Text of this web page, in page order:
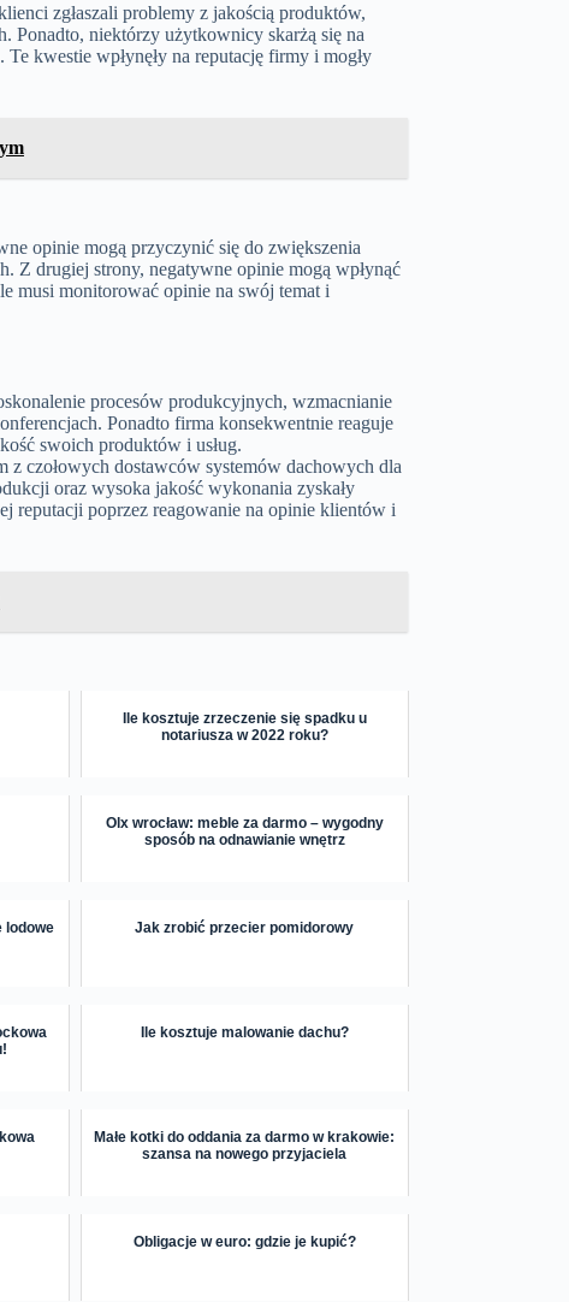
zgłaszali problemy z jakością produktów,
Ponadto, niektórzy użytkownicy skarżą się na
kwestie wpłynęły na reputację firmy i mogły
opinie mogą przyczynić się do zwiększenia
Z drugiej strony, negatywne opinie mogą wpłynąć
musi monitorować opinie na swój temat i
procesów produkcyjnych, wzmacnianie
Ponadto firma konsekwentnie reaguje
swoich produktów i usług.
z czołowych dostawców systemów dachowych dla
oraz wysoka jakość wykonania zyskały
reputacji poprzez reagowanie na opinie klientów i
Ile kosztuje zrzeczenie się spadku u
notariusza w 2022 roku?
Olx wrocław: meble za darmo – wygodny
sposób na odnawianie wnętrz
lodowe
Jak zrobić przecier pomidorowy
Ile kosztuje malowanie dachu?
Małe kotki do oddania za darmo w krakowie:
szansa na nowego przyjaciela
Obligacje w euro: gdzie je kupić?